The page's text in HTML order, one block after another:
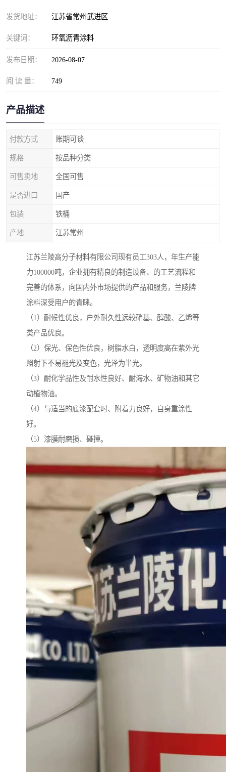
发货地址： 江苏省常州武进区
关键词： 环氧沥青涂料
发布日期： 2026-08-07
阅 读 量： 749
产品描述
付款方式 账期可谈
规格 按品种分类
可售卖地 全国可售
是否进口 国产
包装 铁桶
产地 江苏常州
江苏兰陵高分子材料有限公司现有员工303人，年生产能
力100000吨，企业拥有精良的制造设备、的工艺流程和
完善的体系，向国内外市场提供的产品和服务，兰陵牌
涂料深受用户的青睐。
（1）耐候性优良，户外耐久性远较硝基、醇酸、乙烯等
类产品优良。
（2）保光、保色性优良，树脂水白，透明度高在紫外光
照射下不易褪光及变色，光泽为半光。
（3）耐化学品性及耐水性良好、耐海水、矿物油和其它
动植物油。
（4）与适当的底漆配套时、附着力良好，自身重涂性
好。
（5）漆膜耐磨损、碰撞。